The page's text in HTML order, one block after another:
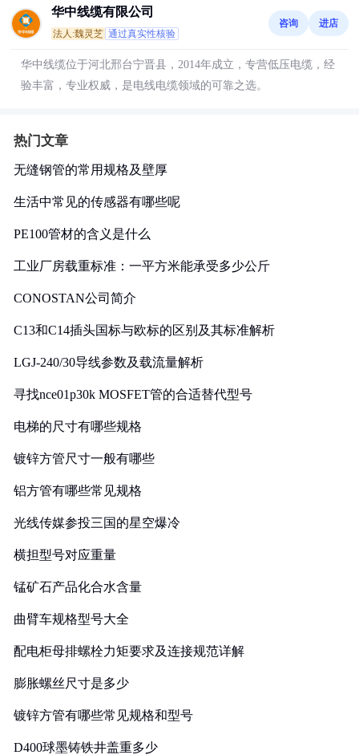
华中线缆有限公司
法人:魏灵芝 通过真实性核验
咨询 进店
华中线缆位于河北邢台宁晋县，2014年成立，专营低压电缆，经
验丰富，专业权威，是电线电缆领域的可靠之选。
热门文章
无缝钢管的常用规格及壁厚
生活中常见的传感器有哪些呢
PE100管材的含义是什么
工业厂房载重标准：一平方米能承受多少公斤
CONOSTAN公司简介
C13和C14插头国标与欧标的区别及其标准解析
LGJ-240/30导线参数及载流量解析
寻找nce01p30k MOSFET管的合适替代型号
电梯的尺寸有哪些规格
镀锌方管尺寸一般有哪些
铝方管有哪些常见规格
光线传媒参投三国的星空爆冷
横担型号对应重量
锰矿石产品化合水含量
曲臂车规格型号大全
配电柜母排螺栓力矩要求及连接规范详解
膨胀螺丝尺寸是多少
镀锌方管有哪些常见规格和型号
D400球墨铸铁井盖重多少